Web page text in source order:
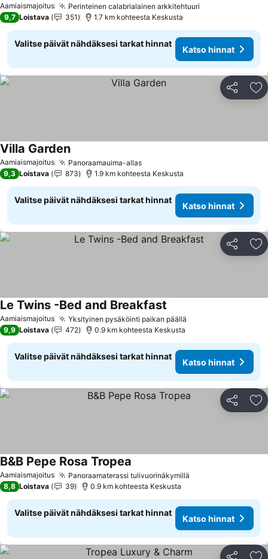
Aamiaismajoitus Perinteinen calabrialainen arkkitehtuuri
9,7 Loistava 351 1.7 km kohteesta Keskusta
Valitse päivät nähdäksesi tarkat hinnat
Katso hinnat
Jaa
Aamiaismajoitus Panoraamauima-allas
Villa Garden
9,3 Loistava 873 1.9 km kohteesta Keskusta
Valitse päivät nähdäksesi tarkat hinnat
Katso hinnat
Jaa
Aamiaismajoitus Yksityinen pysäköinti paikan päällä
Le Twins -Bed and Breakfast
9,9 Loistava 472 0.9 km kohteesta Keskusta
Valitse päivät nähdäksesi tarkat hinnat
Katso hinnat
Jaa
Aamiaismajoitus Panoraamaterassi tulivuorinäkymillä
B&B Pepe Rosa Tropea
8,8 Loistava 39 0.9 km kohteesta Keskusta
Valitse päivät nähdäksesi tarkat hinnat
Katso hinnat